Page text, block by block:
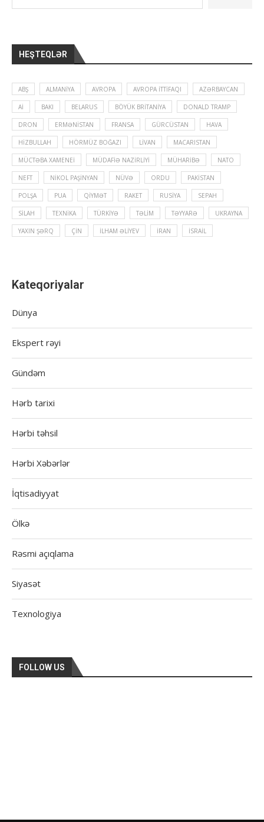
HEŞTEQLƏR
ABŞ ALMANIYA AVROPA AVROPA İTTIFAQI AZƏRBAYCAN
Aİ BAKI BELARUS BÖYÜK BRITANIYA DONALD TRAMP
DRON ERMƏNISTAN FRANSA GÜRCÜSTAN HAVA
HIZBULLAH HÖRMÜZ BOĞAZI LIVAN MACARISTAN
MÜCTƏBA XAMENEI MÜDAFIƏ NAZIRLIYI MÜHARIBƏ NATO
NEFT NIKOL PAŞINYAN NÜVƏ ORDU PAKISTAN
POLŞA PUA QIYMƏT RAKET RUSIYA SEPAH
SILAH TEXNIKA TÜRKIYƏ TƏLIM TƏYYARƏ UKRAYNA
YAXIN ŞƏRQ ÇIN İLHAM ƏLIYEV İRAN İSRAIL
Kateqoriyalar
Dünya
Ekspert rəyi
Gündəm
Hərb tarixi
Hərbi təhsil
Hərbi Xəbərlər
İqtisadiyyat
Ölkə
Rəsmi açıqlama
Siyasət
Texnologiya
FOLLOW US